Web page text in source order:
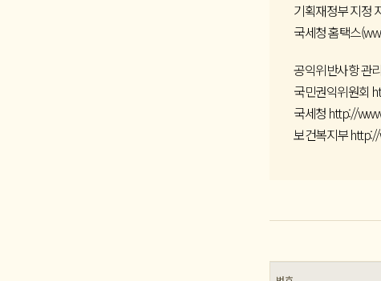
기획재정부 지정
국세청 홈택스
공익위반사항 관
국민권익위원회
국세청 http://
보건복지부